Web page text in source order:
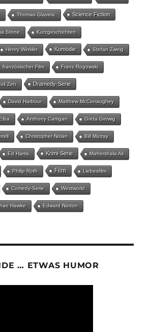
Thomas Glavinic Science Fiction
Stone Kurzgeschichten
Henry Winkler Komödie Stefan Zweig
französischer Film Franz Rogowski
Zeh Dramedy-Serie
David Harbour Matthew McConaughey
Anthony Carrigan Greta Gerwig
Christopher Nolan Bill Murray
Ed Harris Krimi-Serie Mahershala Ali
Philip Roth Film Liebesfilm
Comedy-Serie Westworld
Hawke Edward Norton
… ETWAS HUMOR